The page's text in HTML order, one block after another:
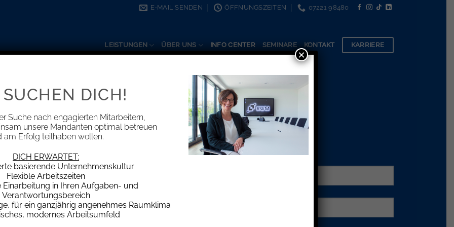
E-MAIL SENDEN ÖFFNUNGSZEITEN 07221 98480
LEISTUNGEN ÜBER UNS INFO CENTER SEMINARE KONTAKT KARRIERE
Steuern und Wirtschaft
DICH!
Suche nach engagierten Mitarbeitern,
unsere Mandanten optimal betreuen
am Erfolg teilhaben wollen.
DICH ERWARTET:
basierende Unternehmenskultur
Flexible Arbeitszeiten
Einarbeitung in Ihren Aufgaben- und
Verantwortungsbereich
für ein ganzjährig angenehmes Raumklima
modernes Arbeitsumfeld
×